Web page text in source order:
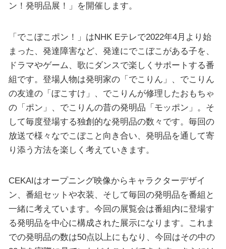
ン！発明品展！」を開催します。
「でこぼこポン！」はNHK Eテレで2022年4月より始
まった、発達障害など、発達にでこぼこがある子を、
ドラマやゲーム、歌にダンスで楽しくサポートする番
組です。登場人物は発明家の「でこりん」、でこりん
の友達の「ぼこすけ」、でこりんが修理したおもちゃ
の「ポン」、でこりんの昔の発明品「モッポン」。そ
して毎度登場する独創的な発明品の数々です。毎回の
放送で様々なでこぼこと向き合い、発明品を通して寄
り添う方法を楽しく考えていきます。
CEKAIはオープニング映像からキャラクターデザイ
ン、番組セットや衣装、そして毎回の発明品を番組と
一緒に考えています。今回の展覧会は番組内に登場す
る発明品を中心に構成された展示になります。これま
での発明品の数は50点以上にもなり、今回はその中の